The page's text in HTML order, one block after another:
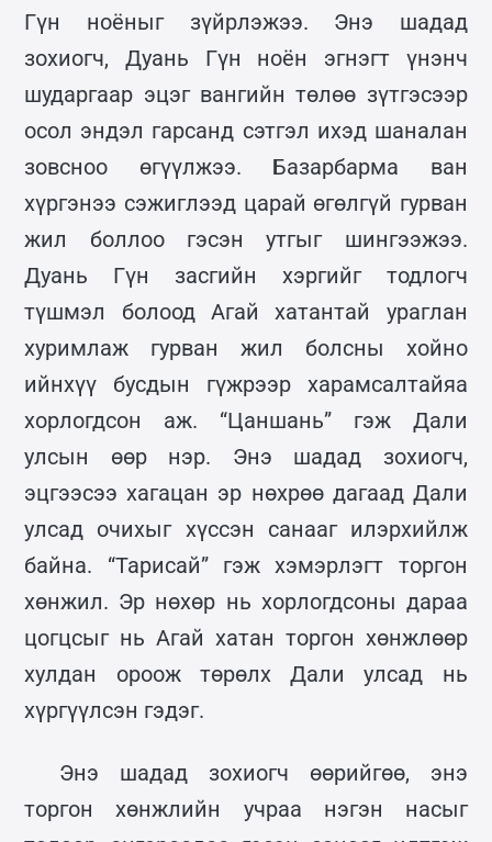
Гүн ноёныг зүйрлэжээ. Энэ шадад
зохиогч, Дуань Гүн ноён эгнэгт үнэнч
шударгаар эцэг вангийн төлөө зүтгэсээр
осол эндэл гарсанд сэтгэл ихэд шаналан
зовсноо өгүүлжээ. Базарбарма ван
хүргэнээ сэжиглээд царай өгөлгүй гурван
жил боллоо гэсэн утгыг шингээжээ.
Дуань Гүн засгийн хэргийг тодлогч
түшмэл болоод Агай хатантай ураглан
хуримлаж гурван жил болсны хойно
ийнхүү бусдын гүжрээр харамсалтайяа
хорлогдсон аж. “Цаншань” гэж Дали
улсын өөр нэр. Энэ шадад зохиогч,
эцгээсээ хагацан эр нөхрөө дагаад Дали
улсад очихыг хүссэн санааг илэрхийлж
байна. “Тарисай” гэж хэмэрлэгт торгон
хөнжил. Эр нөхөр нь хорлогдсоны дараа
цогцсыг нь Агай хатан торгон хөнжлөөр
хулдан ороож төрөлх Дали улсад нь
хүргүүлсэн гэдэг.
Энэ шадад зохиогч өөрийгөө, энэ
торгон хөнжлийн учраа нэгэн насыг